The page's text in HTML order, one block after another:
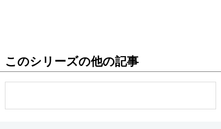
東京
このシリーズの他の記事